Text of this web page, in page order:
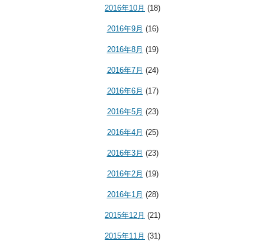
2016年10月 (18)
2016年9月 (16)
2016年8月 (19)
2016年7月 (24)
2016年6月 (17)
2016年5月 (23)
2016年4月 (25)
2016年3月 (23)
2016年2月 (19)
2016年1月 (28)
2015年12月 (21)
2015年11月 (31)